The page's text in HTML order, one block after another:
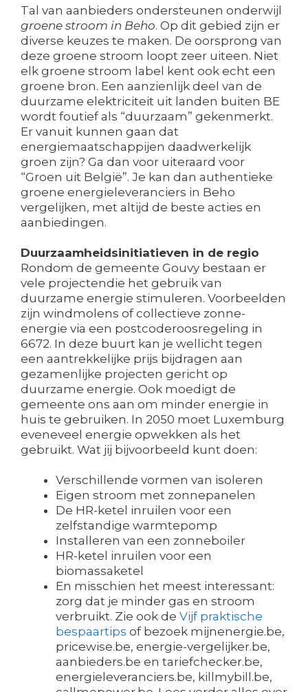
Tal van aanbieders ondersteunen onderwijl
groene stroom in Beho. Op dit gebied zijn er
diverse keuzes te maken. De oorsprong van
deze groene stroom loopt zeer uiteen. Niet
elk groene stroom label kent ook echt een
groene bron. Een aanzienlijk deel van de
duurzame elektriciteit uit landen buiten BE
wordt foutief als “duurzaam” gekenmerkt.
Er vanuit kunnen gaan dat
energiemaatschappijen daadwerkelijk
groen zijn? Ga dan voor uiteraard voor
“Groen uit België”. Je kan dan authentieke
groene energieleveranciers in Beho
vergelijken, met altijd de beste acties en
aanbiedingen.
Duurzaamheidsinitiatieven in de regio
Rondom de gemeente Gouvy bestaan er
vele projectendie het gebruik van
duurzame energie stimuleren. Voorbeelden
zijn windmolens of collectieve zonne-
energie via een postcoderoosregeling in
6672. In deze buurt kan je wellicht tegen
een aantrekkelijke prijs bijdragen aan
gezamenlijke projecten gericht op
duurzame energie. Ook moedigt de
gemeente ons aan om minder energie in
huis te gebruiken. In 2050 moet Luxemburg
eveneveel energie opwekken als het
gebruikt. Wat jij bijvoorbeeld kunt doen:
Verschillende vormen van isoleren
Eigen stroom met zonnepanelen
De HR-ketel inruilen voor een
zelfstandige warmtepomp
Installeren van een zonneboiler
HR-ketel inruilen voor een
biomassaketel
En misschien het meest interessant:
zorg dat je minder gas en stroom
verbruikt. Zie ook de Vijf praktische
bespaartips of bezoek mijnenergie.be,
pricewise.be, energie-vergelijker.be,
aanbieders.be en tariefchecker.be,
energieleveranciers.be, killmybill.be,